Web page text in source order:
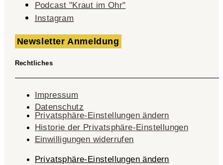
Podcast "Kraut im Ohr"
Instagram
Newsletter Anmeldung
Rechtliches
Impressum
Datenschutz
Privatsphäre-Einstellungen ändern
Historie der Privatsphäre-Einstellungen
Einwilligungen widerrufen
Privatsphäre-Einstellungen ändern